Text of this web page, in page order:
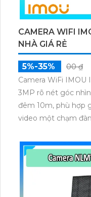
CAMERA WIFI
NHÀ GIÁ RẺ
5%-35%
00 ₫
Camera WiFi IMOU
3MP rõ nét góc
đêm 10m, phù hợp
video một chạm
microSD tối đa
cho gia đình và văn